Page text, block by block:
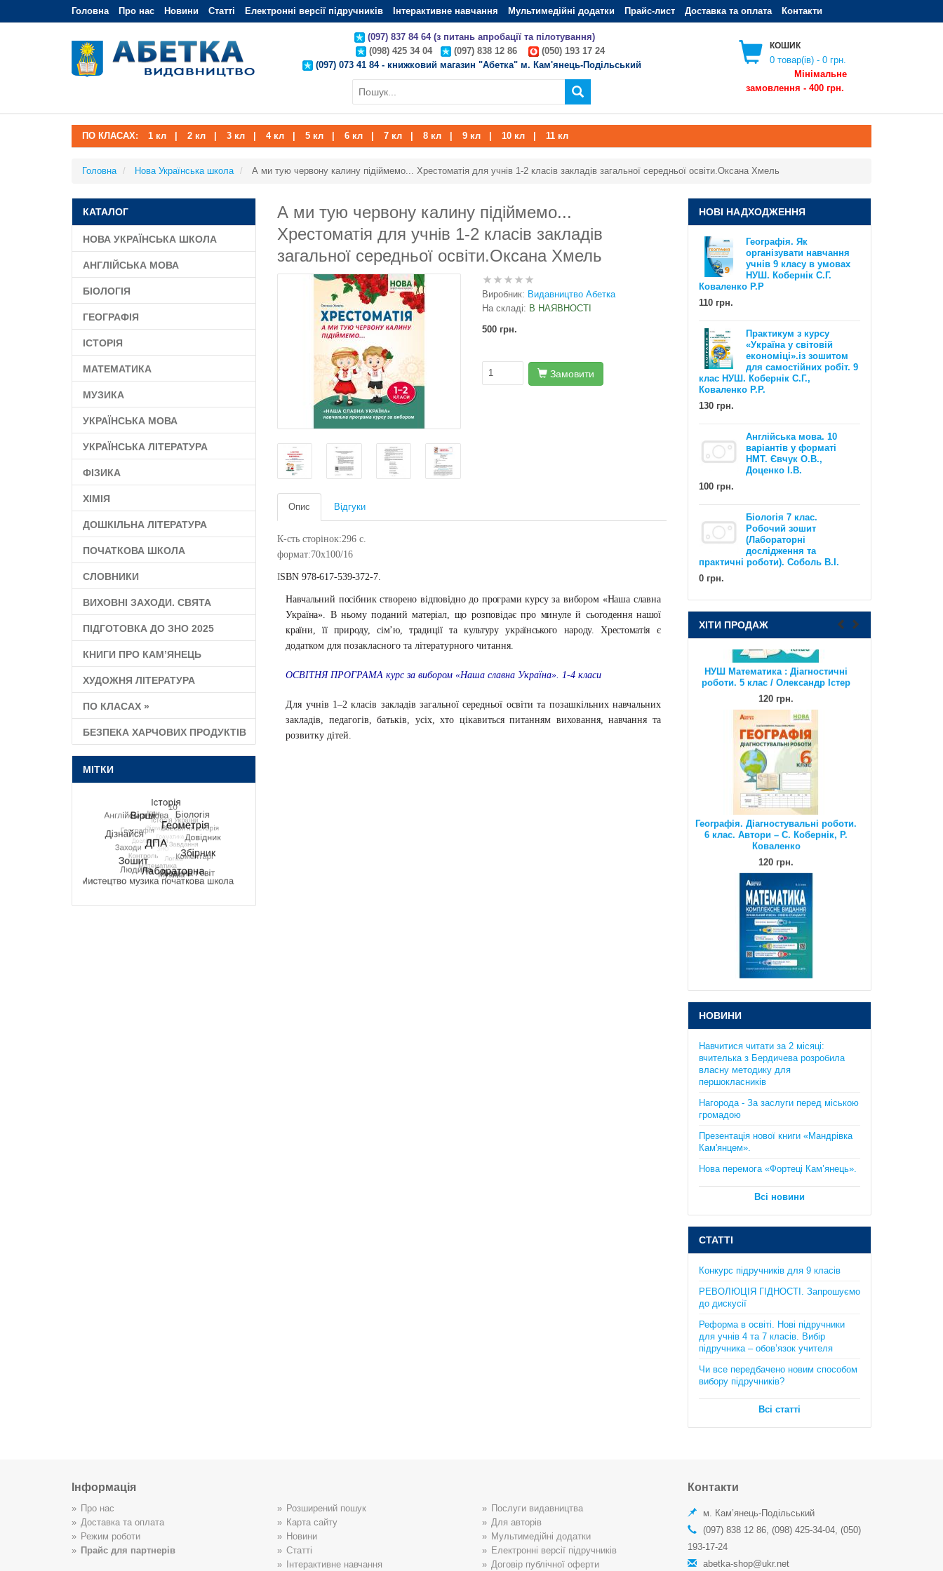
Головна Про нас Новини Статті Електронні версії підручників Інтерактивне навчання Мультимедійні додатки Прайс-лист Доставка та оплата Контакти
(097) 837 84 64 (з питань апробації та пілотування)
(098) 425 34 04
(097) 838 12 86
(050) 193 17 24
(097) 073 41 84 - книжковий магазин "Абетка" м. Кам'янець-Подільський
КОШИК
0 товар(ів) - 0 грн.
Мінімальне
замовлення - 400 грн.
ПО КЛАСАХ: 1 кл 2 кл 3 кл 4 кл 5 кл 6 кл 7 кл 8 кл 9 кл 10 кл 11 кл
Головна Нова Українська школа А ми тую червону калину підіймемо... Хрестоматія для учнів 1-2 класів закладів загальної середньої освіти.Оксана Хмель
КАТАЛОГ
НОВА УКРАЇНСЬКА ШКОЛА
АНГЛІЙСЬКА МОВА
БІОЛОГІЯ
ГЕОГРАФІЯ
ІСТОРІЯ
МАТЕМАТИКА
МУЗИКА
УКРАЇНСЬКА МОВА
УКРАЇНСЬКА ЛІТЕРАТУРА
ФІЗИКА
ХІМІЯ
ДОШКІЛЬНА ЛІТЕРАТУРА
ПОЧАТКОВА ШКОЛА
СЛОВНИКИ
ВИХОВНІ ЗАХОДИ. СВЯТА
ПІДГОТОВКА ДО ЗНО 2025
КНИГИ ПРО КАМ’ЯНЕЦЬ
ХУДОЖНЯ ЛІТЕРАТУРА
ПО КЛАСАХ »
БЕЗПЕКА ХАРЧОВИХ ПРОДУКТІВ
МІТКИ
А ми тую червону калину підіймемо...
Хрестоматія для учнів 1-2 класів закладів
загальної середньої освіти.Оксана Хмель
Виробник: Видавництво Абетка
На складі: В НАЯВНОСТІ
500 грн.
Замовити
Опис Відгуки
К-сть сторінок:296 c.
формат:70х100/16
ІSBN 978-617-539-372-7.
Навчальний посібник створено відповідно до програми курсу за вибором «Наша славна
Україна».
В ньому поданий матеріал, що розповідає про минуле й сьогоденнянашої
країни, її природу, сім’ю, традиції та культуру українського народу. Хрестоматія
є
додатком для позакласного та літературного читання.
ОСВІТНЯ ПРОГРАМА курс за вибором «Наша славна Україна». 1-4 класи
Для учнів 1–2 класів закладів загальної середньої освіти та позашкільних навчальних
закладів, педагогів, батьків, усіх, хто цікавиться питанням виховання, навчання та
розвитку дітей.
НОВІ НАДХОДЖЕННЯ
Географія. Як
організувати навчання
учнів 9 класу в умовах
НУШ. Кобернік С.Г.
Коваленко Р.Р
110 грн.
Практикум з курсу
«Україна у світовій
економіці».із зошитом
для самостійних робіт. 9
клас НУШ. Кобернік С.Г.,
Коваленко Р.Р.
130 грн.
Англійська мова. 10
варіантів у форматі
НМТ. Євчук О.В.,
Доценко І.В.
100 грн.
Біологія 7 клас.
Робочий зошит
(Лабораторні
дослідження та
практичні роботи). Соболь В.І.
0 грн.
ХІТИ ПРОДАЖ
Географія. Як організувати
навчання учнів 6 класу в умовах
НУШ. Методичний посібник для
вчителя. Кобернік С.Г. Коваленко
EXAM WORKOUT Англійська мова.
Комплексна підготовка до ЗНО та
ДПА. Рівні В1 та В2. Євчук О.В.,
Доценко І.В.
НУШ Математика : Діагностичні
роботи. 5 клас / Олександр Істер
120 грн.
Географія. Діагностувальні роботи.
6 клас. Автори – С. Кобернік, Р.
Коваленко
120 грн.
Математика. Комплексне видання.
Повний повторювальний курс,
підготовка до ЗНО та ДПА. Істер
О.С.
385 грн.
Практикум з курсу "Планета
Земля": 6 клас. Кобернік С.Г.,
130 грн.
Математика. Довідник + тести
(Повний повторювальний курс,
підготовка до ЗНО та ДПА) . Істер
НОВИНИ
Навчитися читати за 2 місяці:
вчителька з Бердичева розробила
власну методику для
першокласників
Нагорода - За заслуги перед міською
громадою
Презентація нової книги «Мандрівка
Кам'янцем».
Нова перемога «Фортеці Кам’янець».
Всі новини
СТАТТІ
Конкурс підручників для 9 класів
РЕВОЛЮЦІЯ ГІДНОСТІ. Запрошуємо
до дискусії
Реформа в освіті. Нові підручники
для учнів 4 та 7 класів. Вибір
підручника – обов’язок учителя
Чи все передбачено новим способом
вибору підручників?
Всі статті
Інформація
Про нас
Доставка та оплата
Режим роботи
Прайс для партнерів
Розширений пошук
Карта сайту
Новини
Статті
Інтерактивне навчання
Послуги видавництва
Для авторів
Мультимедійні додатки
Електронні версії підручників
Договір публічної оферти
Контакти
м. Кам’янець-Подільський
(097) 838 12 86, (098) 425-34-04, (050)
193-17-24
abetka-shop@ukr.net